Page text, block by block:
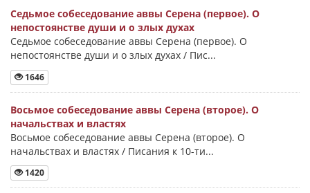
Седьмое собеседование аввы Серена (первое). О
непостоянстве души и о злых духах
Седьмое собеседование аввы Серена (первое). О
непостоянстве души и о злых духах / Пис...
1646
Восьмое собеседование аввы Серена (второе). О
начальствах и властях
Восьмое собеседование аввы Серена (второе). О
начальствах и властях / Писания к 10-ти...
1420